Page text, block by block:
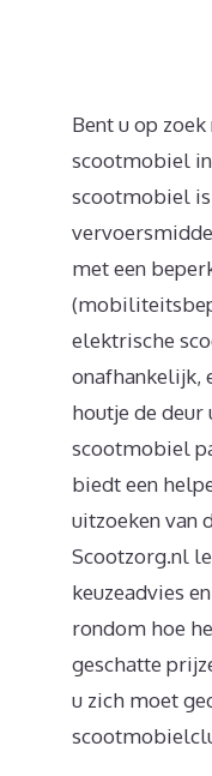
Bent u op
scootmobiel
scootmobiel
met een
elektrische
onafhankelijk,
houtje de
scootmobiel
biedt een
uitzoeken van
Scootzorg.nl
keuzeadvies
rondom hoe
geschatte
u zich moet